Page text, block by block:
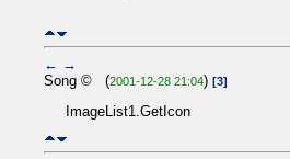
← →
Song © (2001-12-28 21:04) [3]
ImageList1.GetIcon